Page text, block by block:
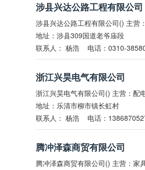
涉县兴达公路工程有限公司
涉县兴达公路工程有限公司() 主营
地址：涉县309国道老爷庙段
联系人： 杨浩 电话：0310-
浙江兴昊电气有限公司
浙江兴昊电气有限公司() 主营：配
地址：乐清市柳市镇长虹村
联系人： 杨浩 电话：
腾冲泽森商贸有限公司
腾冲泽森商贸有限公司() 主营：家